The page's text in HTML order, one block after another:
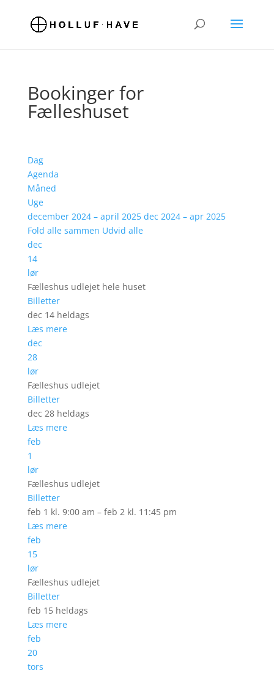
Bookinger for
Fælleshuset
Dag
Agenda
Måned
Uge
december 2024 – april 2025 dec 2024 – apr 2025
Fold alle sammen Udvid alle
dec
14
lør
Fælleshus udlejet hele huset
Billetter
dec 14 heldags
Læs mere
dec
28
lør
Fælleshus udlejet
Billetter
dec 28 heldags
Læs mere
feb
1
lør
Fælleshus udlejet
Billetter
feb 1 kl. 9:00 am – feb 2 kl. 11:45 pm
Læs mere
feb
15
lør
Fælleshus udlejet
Billetter
feb 15 heldags
Læs mere
feb
20
tors